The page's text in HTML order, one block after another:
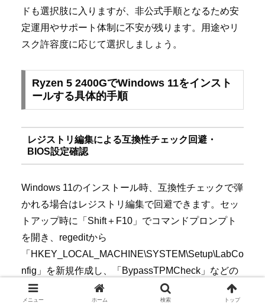
ドも選択肢に入りますが、非公式手順となるため安
定運用やサポート体制に不安が残ります。用途やリ
スク許容度に応じて選択しましょう。
Ryzen 5 2400GでWindows 11をインスト
ールする具体的手順
レジストリ編集による互換性チェック回避・
BIOS設定確認
Windows 11のインストール時、互換性チェックで弾
かれる場合はレジストリ編集で回避できます。セッ
トアップ時に「Shift＋F10」でコマンドプロンプト
を開き、regeditから
「HKEY_LOCAL_MACHINE\SYSTEM\Setup\LabCo
nfig」を新規作成し、「BypassTPMCheck」などの
値を追加します。あわせてBIOSでfTPMが有効にな
っているか確認し、必要に応じて最新BIOSに更新し
メニュー ホーム 検索 トップ